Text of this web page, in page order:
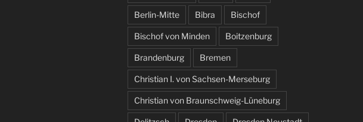
Berlin-Mitte Bibra Bischof
Bischof von Minden Boitzenburg
Brandenburg Bremen
Christian I. von Sachsen-Merseburg
Christian von Braunschweig-Lüneburg